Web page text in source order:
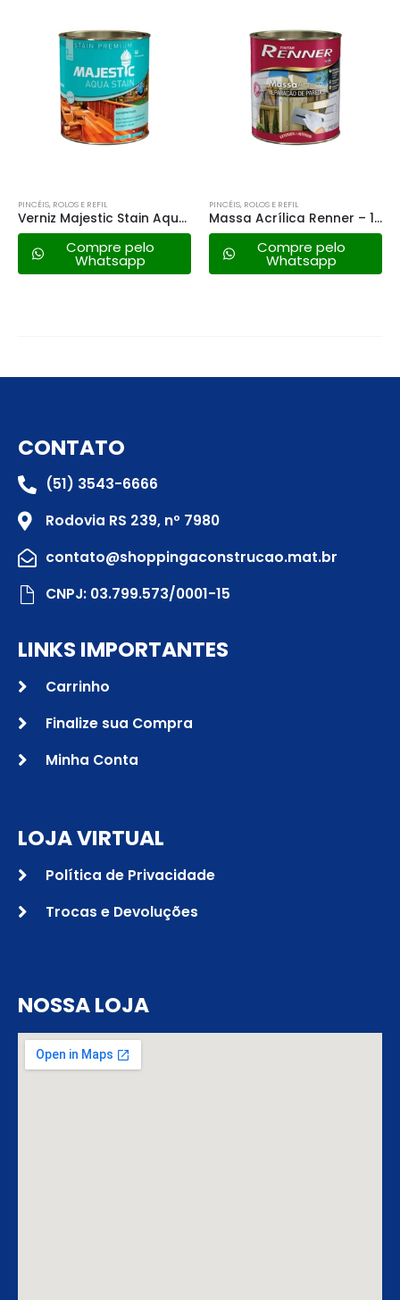
PINCÉIS, ROLOS E REFIL
Verniz Majestic Stain Aqua Brilhante Natural – 900ml
Compre pelo
Whatsapp
PINCÉIS, ROLOS E REFIL
Massa Acrílica Renner – 1,25kg
Compre pelo
Whatsapp
CONTATO
(51) 3543-6666
Rodovia RS 239, nº 7980
contato@shoppingaconstrucao.mat.br
CNPJ: 03.799.573/0001-15
LINKS IMPORTANTES
Carrinho
Finalize sua Compra
Minha Conta
LOJA VIRTUAL
Política de Privacidade
Trocas e Devoluções
NOSSA LOJA